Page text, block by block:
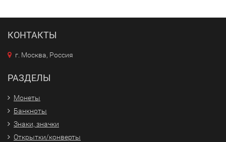
КОНТАКТЫ
г. Москва, Россия
РАЗДЕЛЫ
Монеты
Банкноты
Знаки, значки
Открытки/конверты